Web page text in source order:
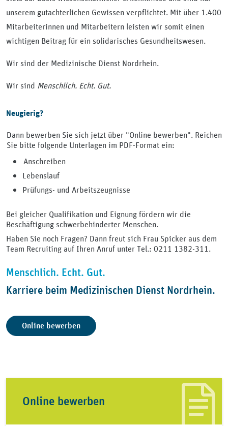
unserem gutachterlichen Gewissen verpflichtet. Mit über 1.400
Mitarbeiterinnen und Mitarbeitern leisten wir somit einen
wichtigen Beitrag für ein solidarisches Gesundheitswesen.
Wir sind der Medizinische Dienst Nordrhein.
Wir sind Menschlich. Echt. Gut.
Neugierig?
Dann bewerben Sie sich jetzt über "Online bewerben". Reichen
Sie bitte folgende Unterlagen im PDF-Format ein:
Anschreiben
Lebenslauf
Prüfungs- und Arbeitszeugnisse
Bei gleicher Qualifikation und Eignung fördern wir die
Beschäftigung schwerbehinderter Menschen.
Haben Sie noch Fragen? Dann freut sich Frau Spicker aus dem
Team Recruiting auf Ihren Anruf unter Tel.: 0211 1382-311.
Menschlich. Echt. Gut.
Karriere beim Medizinischen Dienst Nordrhein.
Online bewerben
Online bewerben